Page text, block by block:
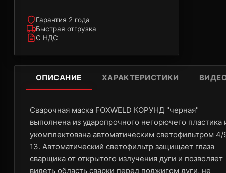
ОПИСАНИЕ ХАРАКТЕРИСТИКИ
Сварочная маска FOXWELD КОРУНД "черная"
выполнена из ударопрочного негорючего пластика
укомплектована автоматическим светофильтром 4/
13. Автоматический светофильтр защищает глаза
сварщика от открытого излучения дуги и позволяет
видеть область сварки перед поджигом дуги, не
Гарантия 2 года
Быстрая отгрузка
С НДС